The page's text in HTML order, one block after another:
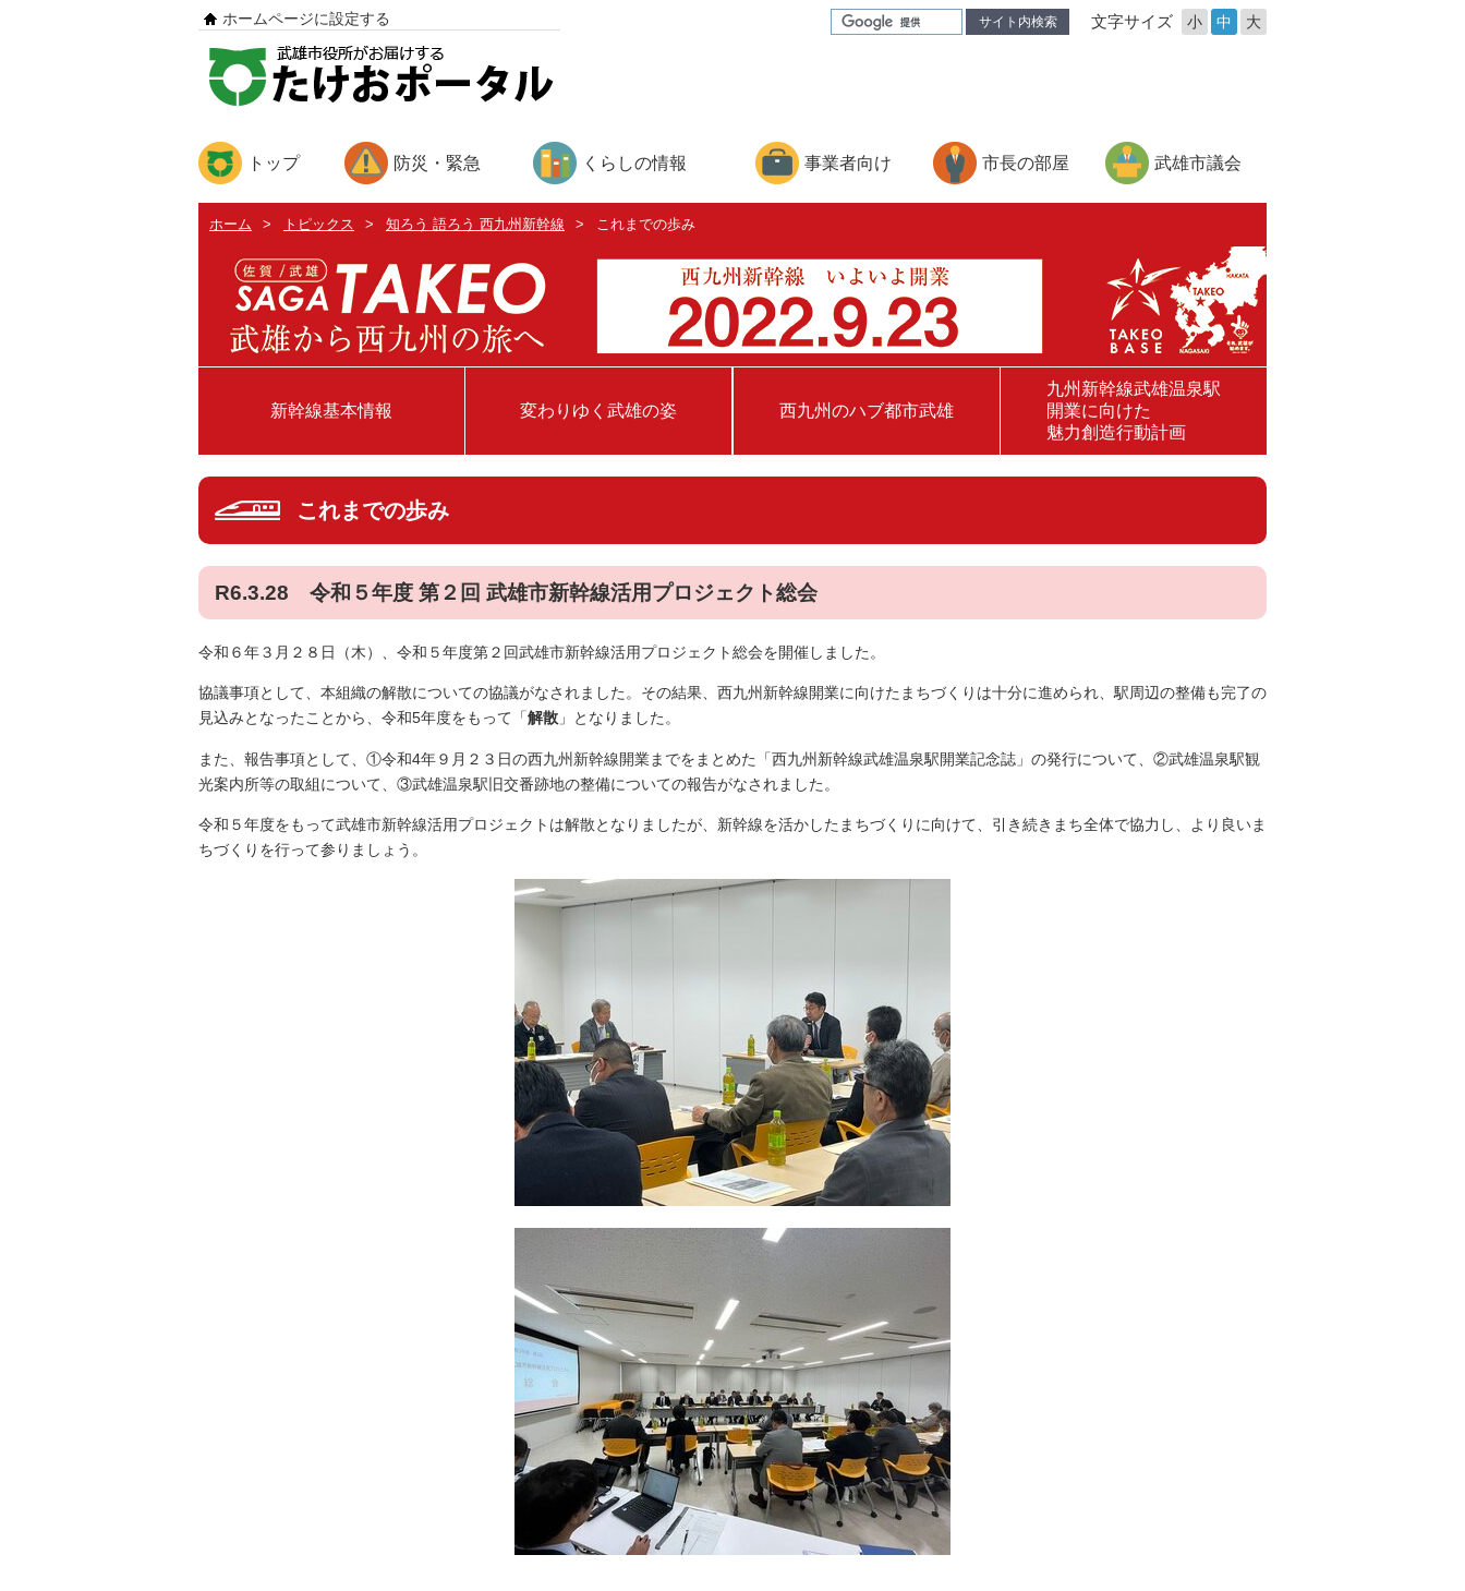
サイト内検索 文字サイズ 小 中 大
ホームページに設定する
トップ 防災・緊急 くらしの情報 事業者向け 市長の部屋 武雄市議会
ホーム > トピックス > 知ろう 語ろう 西九州新幹線 > これまでの歩み
新幹線基本情報 変わりゆく武雄の姿 西九州のハブ都市武雄
九州新幹線武雄温泉駅
開業に向けた
魅力創造行動計画
これまでの歩み
R6.3.28 令和５年度 第２回 武雄市新幹線活用プロジェクト総会
令和６年３月２８日（木）、令和５年度第２回武雄市新幹線活用プロジェクト総会を開催しました。
協議事項として、本組織の解散についての協議がなされました。その結果、西九州新幹線開業に向けたまちづくりは十分に進められ、駅周辺の整備も完了の
見込みとなったことから、令和5年度をもって「解散 」となりました。
また、報告事項として、①令和4年９月２３日の西九州新幹線開業までをまとめた「西九州新幹線武雄温泉駅開業記念誌」の発行について、②武雄温泉駅観
光案内所等の取組について、③武雄温泉駅旧交番跡地の整備についての報告がなされました。
令和５年度をもって武雄市新幹線活用プロジェクトは解散となりましたが、新幹線を活かしたまちづくりに向けて、引き続きまち全体で協力し、より良いま
ちづくりを行って参りましょう。